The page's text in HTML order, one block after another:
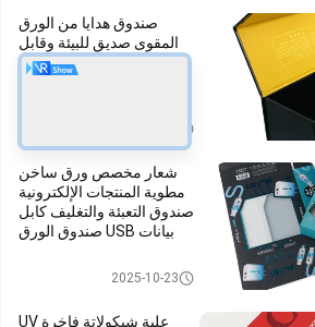
صندوق هدايا من الورق
المقوى صديق للبيئة وقابل
للتخصيص، صندوق هدايا
صندوق تغليف هدايا من الورق المق
شعار مخصص ورق ساخن
مطوية المنتجات الإلكترونية
صندوق التعبئة والتغليف كابل
بيانات USB صندوق الورق
صندوق تغليف كابل البيانات
2025-10-23
علبة شيكولاتة فاخرة UV